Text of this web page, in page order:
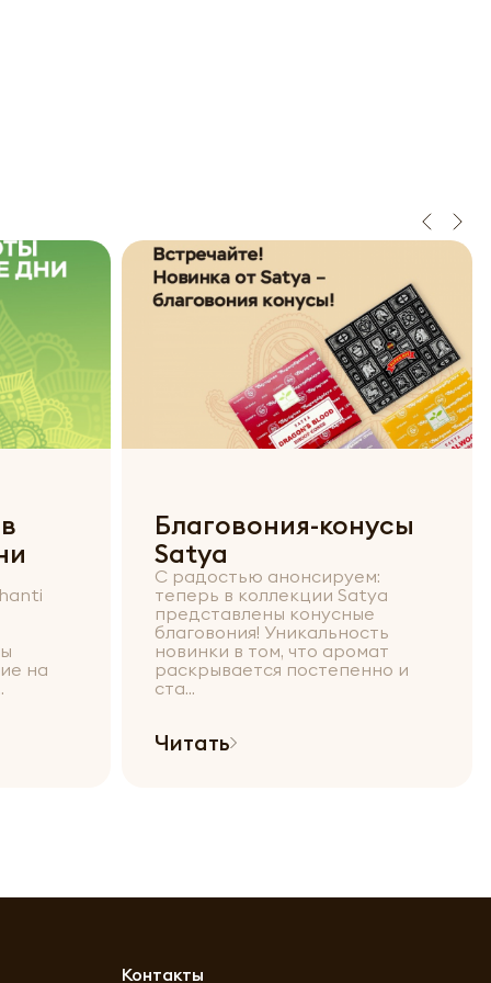
на
Благовония-конусы
Satya
С радостью анонсируем:
теперь в коллекции Satya
представлены конусные
благовония! Уникальность
новинки в том, что аромат
раскрывается постепенно и
ста...
Читать
Контакты